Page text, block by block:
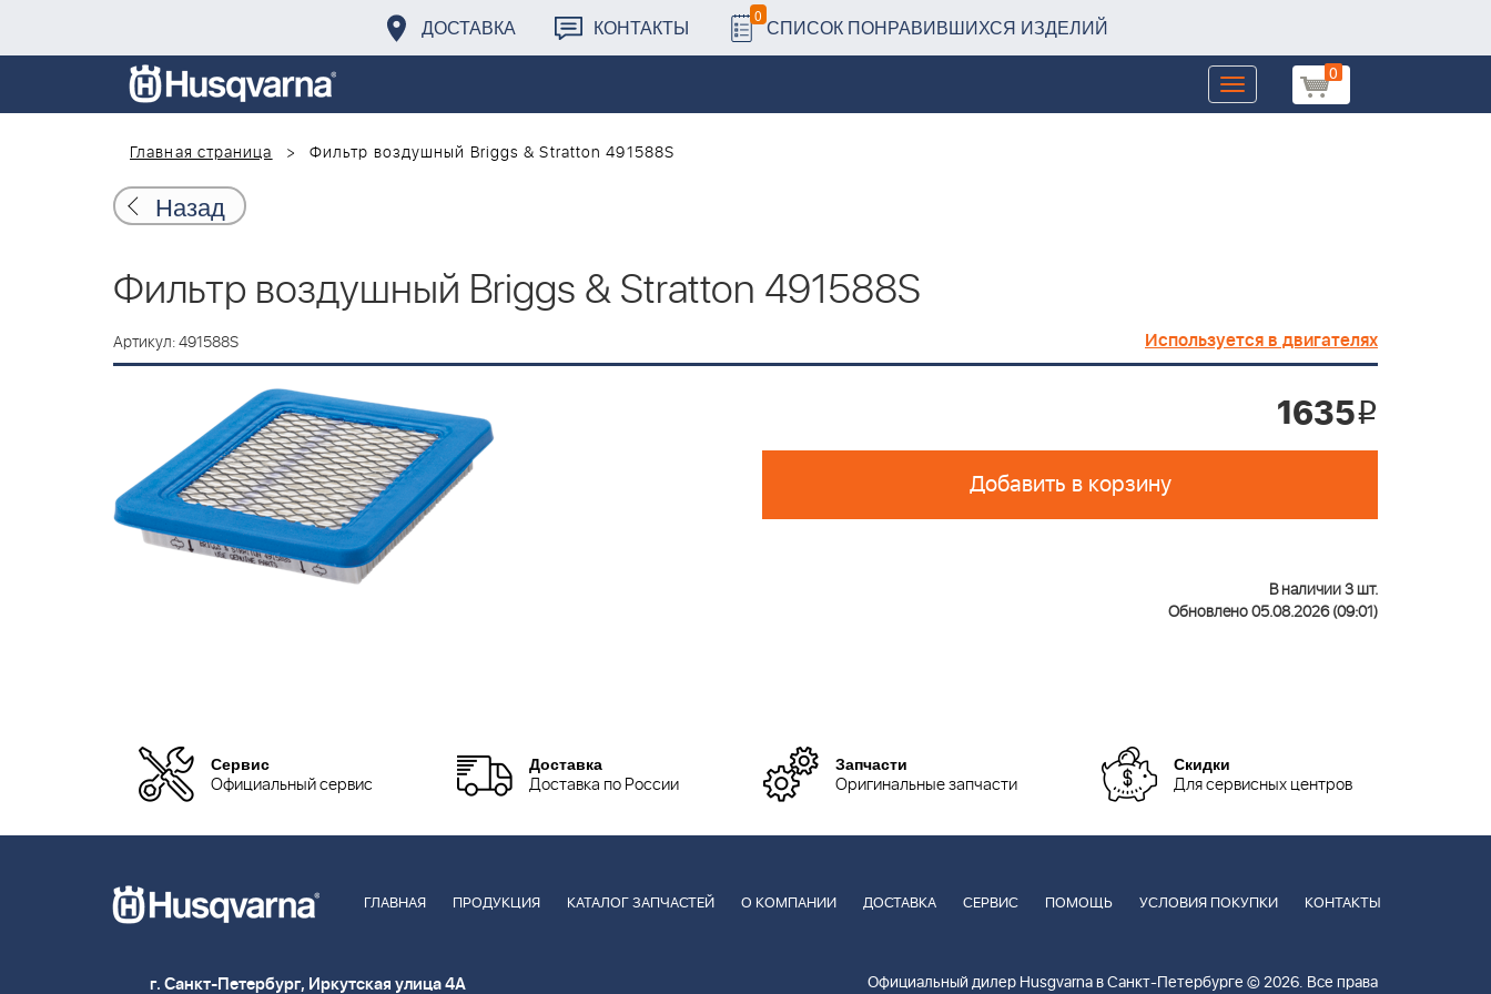
ДОСТАВКА КОНТАКТЫ 0 СПИСОК ПОНРАВИВШИХСЯ ИЗДЕЛИЙ
0
Toggle
navigation
Главная страница
Фильтр воздушный Briggs & Stratton 491588S
Назад
Фильтр воздушный Briggs & Stratton 491588S
Артикул: 491588S Используется в двигателях
1635i
Добавить в корзину
В наличии 3 шт.
Обновлено 05.08.2026 (09:01)
Сервис
Официальный сервис
Доставка
Доставка по России
Запчасти
Оригинальные запчасти
Скидки
Для сервисных центров
ГЛАВНАЯ ПРОДУКЦИЯ КАТАЛОГ ЗАПЧАСТЕЙ О КОМПАНИИ ДОСТАВКА СЕРВИС ПОМОЩЬ УСЛОВИЯ ПОКУПКИ КОНТАКТЫ
г. Санкт-Петербург, Иркутская улица 4А
Официальный дилер Husgvarna в Санкт-Петербурге © 2026. Все права